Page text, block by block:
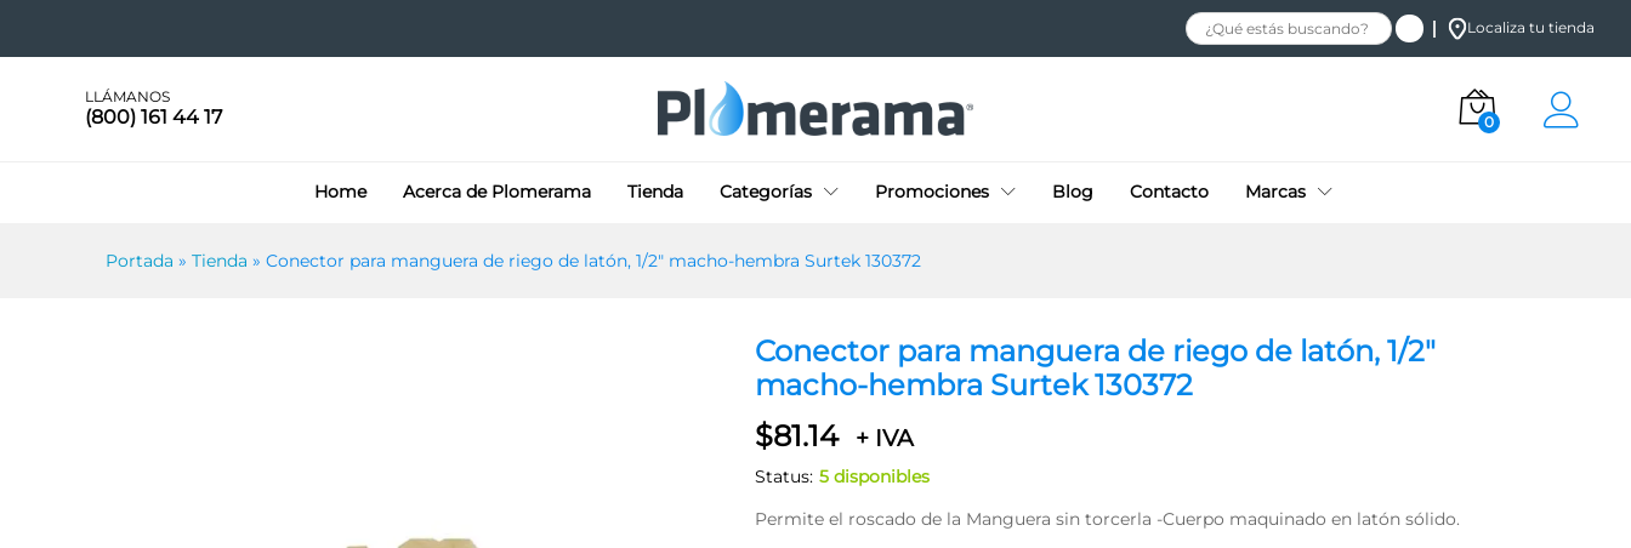
Localiza tu tienda
LLÁMANOS
(800) 161 44 17 0
Home Acerca de Plomerama Tienda Categorías Promociones Blog Contacto Marcas
Portada » Tienda » Conector para manguera de riego de latón, 1/2″ macho-hembra Surtek 130372
Conector para manguera de riego de latón, 1/2″
macho-hembra Surtek 130372
$81.14 + IVA
Status: 5 disponibles
Permite el roscado de la Manguera sin torcerla -Cuerpo maquinado en latón sólido.
Más información Especificaciones
81.14 +
IVA
Añadir al carrito